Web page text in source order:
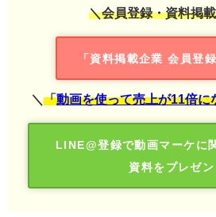
＼会員登録・資料掲
「資料掲載企業 会員登
＼ 「動画を使って売上が11倍に
LINE@登録で動画マーケに
資料をプレゼン